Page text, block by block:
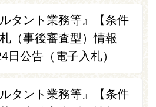
ルタント業務等』【条件
（事後審査型）情報
日公告（電子入札）
ルタント業務等』【条件